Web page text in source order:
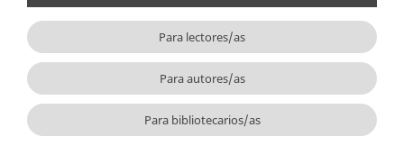
Para lectores/as
Para autores/as
Para bibliotecarios/as